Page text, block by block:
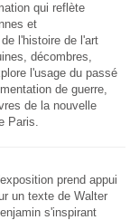
qui reflète
et
l'histoire de l'art
décombres,
l'usage du passé
de guerre,
de la nouvelle
Paris.
prend appui
un texte de Walter
s'inspirant